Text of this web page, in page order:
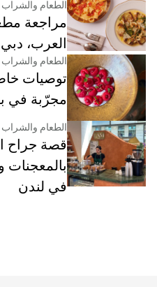
الطعام والشراب
مراجعة
العرب، دبي
الطعام والشراب
مجرّبة في
الطعام والشراب
قصة جراح
بالمعجنات
في لندن